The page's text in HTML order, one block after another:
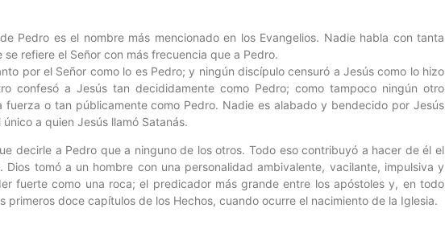
Pedro es el nombre más mencionado en los Evangelios. Nadie habla con tanta
refiere el Señor con más frecuencia que a Pedro.
por el Señor como lo es Pedro; y ningún discípulo censuró a Jesús como lo hizo
confesó a Jesús tan decididamente como Pedro; como tampoco ningún otro
o tan públicamente como Pedro. Nadie es alabado y bendecido por Jesús
a quien Jesús llamó Satanás.
decirle a Pedro que a ninguno de los otros. Todo eso contribuyó a hacer de él el
Dios tomó a un hombre con una personalidad ambivalente, vacilante, impulsiva y
fuerte como una roca; el predicador más grande entre los apóstoles y, en todo
primeros doce capítulos de los Hechos, cuando ocurre el nacimiento de la Iglesia.